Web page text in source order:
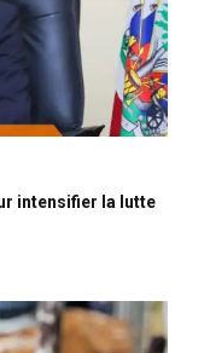
intensifier la lutte